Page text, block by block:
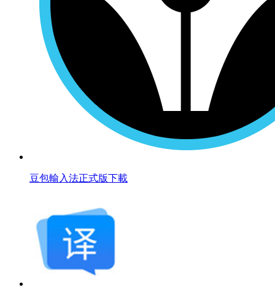
豆包輸入法正式版下載